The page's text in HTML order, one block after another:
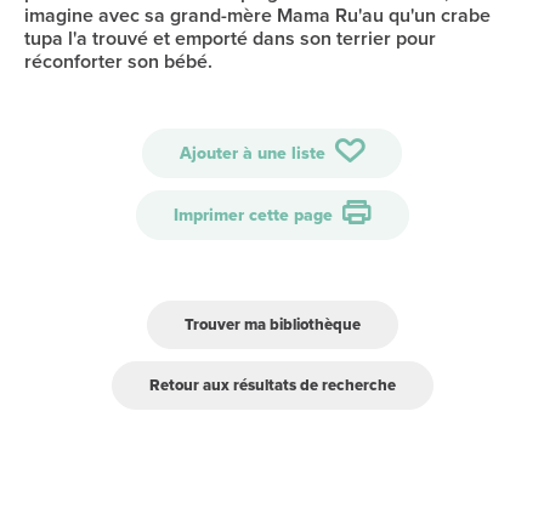
imagine avec sa grand-mère Mama Ru'au qu'un crabe
tupa l'a trouvé et emporté dans son terrier pour
réconforter son bébé.
Ajouter à une liste
Imprimer cette page
Trouver ma bibliothèque
Retour aux résultats de recherche